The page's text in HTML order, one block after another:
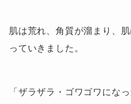
肌は荒れ、角質が溜まり、
っていきました。
「ザラザラ・ゴワゴワにな